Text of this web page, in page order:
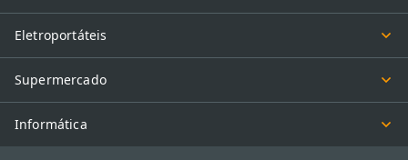
Eletroportáteis
Supermercado
Informática